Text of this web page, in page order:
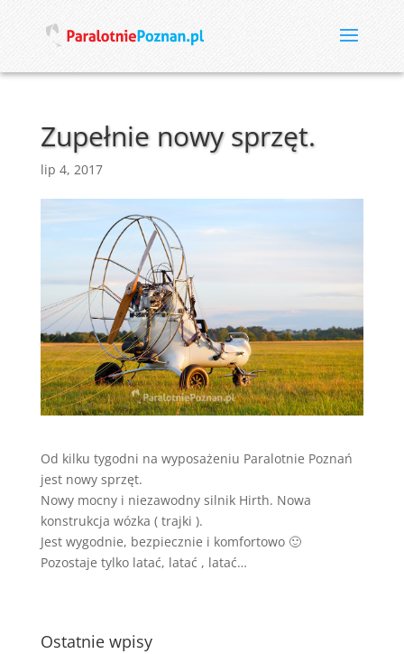
Zupełnie nowy sprzęt.
lip 4, 2017
Od kilku tygodni na wyposażeniu Paralotnie Poznań
jest nowy sprzęt.
Nowy mocny i niezawodny silnik Hirth. Nowa
konstrukcja wózka ( trajki ).
Jest wygodnie, bezpiecznie i komfortowo 🙂
Pozostaje tylko latać, latać , latać…
Ostatnie wpisy